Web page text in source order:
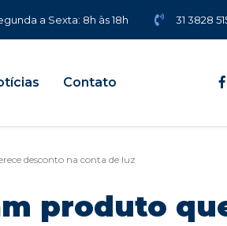
a Sexta: 8h às 18h 31 3828
Contato
desconto na conta de luz
produto